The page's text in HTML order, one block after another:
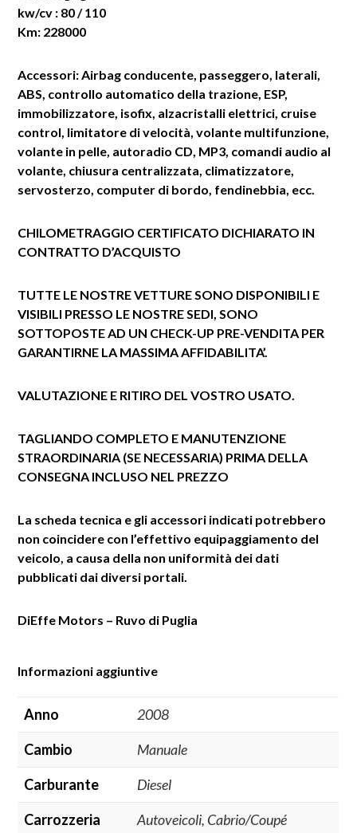
kw/cv : 80 / 110
Km: 228000
Accessori: Airbag conducente, passeggero, laterali,
ABS, controllo automatico della trazione, ESP,
immobilizzatore, isofix, alzacristalli elettrici, cruise
control, limitatore di velocità, volante multifunzione,
volante in pelle, autoradio CD, MP3, comandi audio al
volante, chiusura centralizzata, climatizzatore,
servosterzo, computer di bordo, fendinebbia, ecc.
CHILOMETRAGGIO CERTIFICATO DICHIARATO IN
CONTRATTO D’ACQUISTO
TUTTE LE NOSTRE VETTURE SONO DISPONIBILI E
VISIBILI PRESSO LE NOSTRE SEDI, SONO
SOTTOPOSTE AD UN CHECK-UP PRE-VENDITA PER
GARANTIRNE LA MASSIMA AFFIDABILITA’.
VALUTAZIONE E RITIRO DEL VOSTRO USATO.
TAGLIANDO COMPLETO E MANUTENZIONE
STRAORDINARIA (SE NECESSARIA) PRIMA DELLA
CONSEGNA INCLUSO NEL PREZZO
La scheda tecnica e gli accessori indicati potrebbero
non coincidere con l’effettivo equipaggiamento del
veicolo, a causa della non uniformità dei dati
pubblicati dai diversi portali.
DiEffe Motors – Ruvo di Puglia
Informazioni aggiuntive
Anno
2008
Cambio
Manuale
Carburante
Diesel
Carrozzeria
Autoveicoli, Cabrio/Coupé